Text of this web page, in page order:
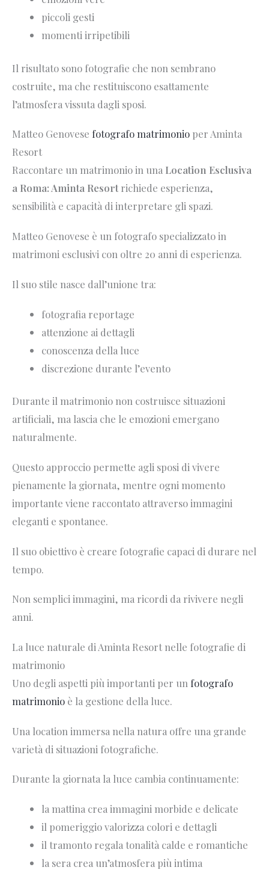
piccoli gesti
momenti irripetibili
Il risultato sono fotografie che non sembrano
costruite, ma che restituiscono esattamente
l’atmosfera vissuta dagli sposi.
Matteo Genovese fotografo matrimonio per Aminta
Resort
Raccontare un matrimonio in una Location Esclusiva
a Roma: Aminta Resortrichiede esperienza,
sensibilità e capacità di interpretare gli spazi.
Matteo Genovese è un fotografo specializzato in
matrimoni esclusivi con oltre 20 anni di esperienza.
Il suo stile nasce dall’unione tra:
fotografia reportage
attenzione ai dettagli
conoscenza della luce
discrezione durante l’evento
Durante il matrimonio non costruisce situazioni
artificiali, ma lascia che le emozioni emergano
naturalmente.
Questo approccio permette agli sposi di vivere
pienamente la giornata, mentre ogni momento
importante viene raccontato attraverso immagini
eleganti e spontanee.
Il suo obiettivo è creare fotografie capaci di durare nel
tempo.
Non semplici immagini, ma ricordi da rivivere negli
anni.
La luce naturale di Aminta Resort nelle fotografie di
matrimonio
Uno degli aspetti più importanti per un fotografo
matrimonio è la gestione della luce.
Una location immersa nella natura offre una grande
varietà di situazioni fotografiche.
Durante la giornata la luce cambia continuamente:
la mattina crea immagini morbide e delicate
il pomeriggio valorizza colori e dettagli
il tramonto regala tonalità calde e romantiche
la sera crea un’atmosfera più intima